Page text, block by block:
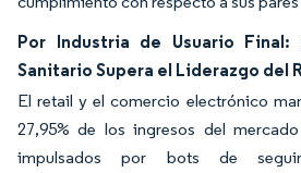
Por Industria de Usuario
Sanitario Supera el Liderazgo del
El retail y el comercio electrónico
27,95% de los ingresos del
impulsados por bots de